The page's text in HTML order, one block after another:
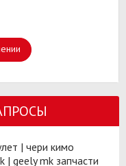
| чери кимо
| geely mk запчасти